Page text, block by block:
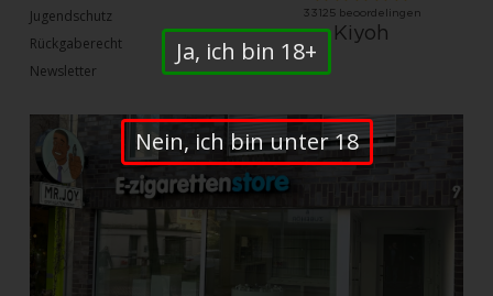
Jugendschutz
Rückgaberecht
Newsletter
Ja, ich bin 18+
Nein, ich bin unter 18